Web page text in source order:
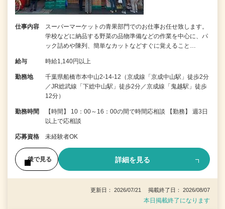
仕事内容
スーパーマーケットの青果部門でのお仕事お任せ致します。
学校などに納品する野菜の品物準備などの作業を中心に、パ
ック詰めや陳列、簡単なカットなどすぐに覚えること…
給与 時給1,140円以上
勤務地
千葉県船橋市本中山2-14-12（京成線「京成中山駅」徒歩2分
／JR総武線「下総中山駅」徒歩2分／京成線「鬼越駅」徒歩
12分）
勤務時間
【時間】 10：00～16：00の間で時間応相談 【勤務】 週3日
以上で応相談
応募資格 未経験者OK
後で見る 詳細を見る
更新日： 2026/07/21 掲載終了日： 2026/08/07
本日掲載終了になります